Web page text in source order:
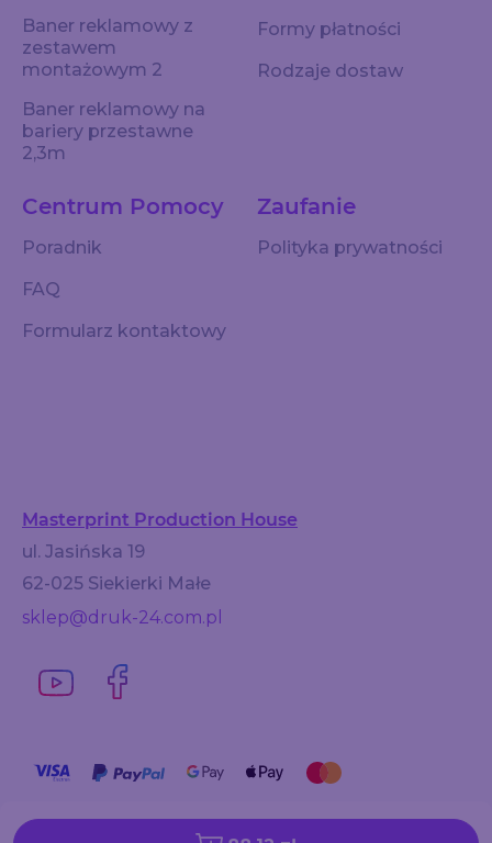
Baner reklamowy z
zestawem
montażowym 2
Baner reklamowy na
bariery przestawne
2,3m
Centrum Pomocy
Poradnik
FAQ
Formularz kontaktowy
Zaufanie
Polityka prywatności
Formy płatności
Rodzaje dostaw
Masterprint Production House
ul. Jasińska 19
62-025 Siekierki Małe
sklep@druk-24.com.pl